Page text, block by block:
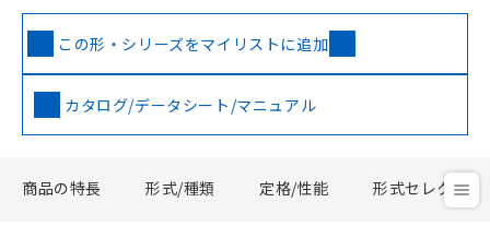
この形・シリーズをマイリストに追加
カタログ/データシート/マニュアル
商品の特長 形式/種類 定格/性能 形式セレクタ